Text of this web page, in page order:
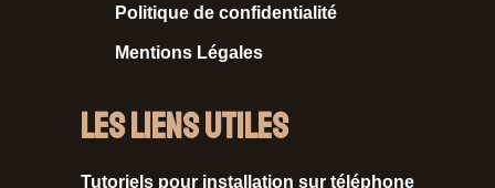
Politique de confidentialité
Mentions Légales
Les liens utiles
Tutoriels pour installation sur téléphone